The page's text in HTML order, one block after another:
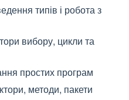
типів і робота з
вибору, цикли та
простих програм
методи, пакети